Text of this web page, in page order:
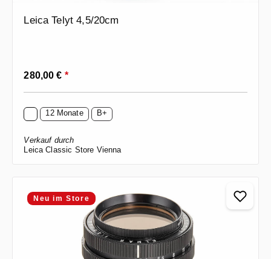
Leica Telyt 4,5/20cm
Regulärer Preis:
280,00 € *
12 Monate B+
Verkauf durch
Leica Classic Store Vienna
Neu im Store